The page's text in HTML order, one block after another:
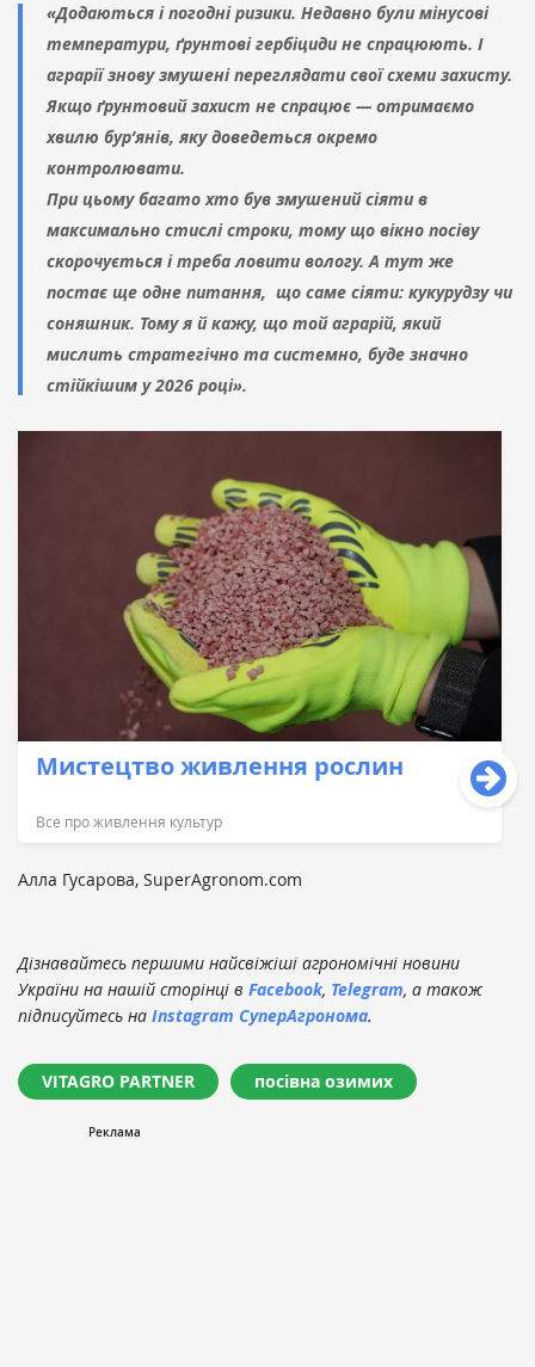
«Додаються і погодні ризики. Недавно були мінусові
температури, ґрунтові гербіциди не спрацюють. І
аграрії знову змушені переглядати свої схеми захисту.
Якщо ґрунтовий захист не спрацює — отримаємо
хвилю бур’янів, яку доведеться окремо
контролювати.
При цьому багато хто був змушений сіяти в
максимально стислі строки, тому що вікно посіву
скорочується і треба ловити вологу. А тут же
постає ще одне питання, що саме сіяти: кукурудзу чи
соняшник. Тому я й кажу, що той аграрій, який
мислить стратегічно та системно, буде значно
стійкішим у 2026 році».
Мистецтво живлення рослин
Все про живлення культур
Алла Гусарова, SuperAgronom.com
Дізнавайтесь першими найсвіжіші агрономічні новини
України на нашій сторінці в Facebook, Telegram, а також
підписуйтесь на Instagram СуперАгронома.
VITAGRO PARTNER посівна озимих